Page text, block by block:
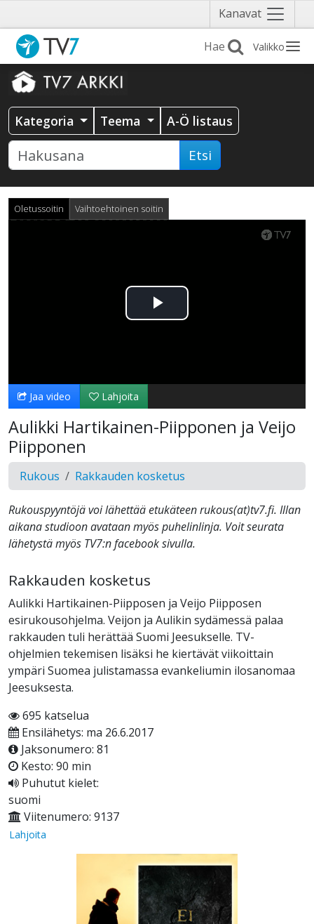
Kanavat Näytä
valikko
Valikko
Kategoria Teema A-Ö listaus
Etsi
Oletussoitin Vaihtoehtoinen soitin
Toista
Jaa video Lahjoita
Aulikki Hartikainen-Piipponen ja Veijo
Piipponen
Rukous Rakkauden kosketus
Rukouspyyntöjä voi lähettää etukäteen rukous(at)tv7.fi. Illan
aikana studioon avataan myös puhelinlinja. Voit seurata
lähetystä myös TV7:n facebook sivulla.
Rakkauden kosketus
Aulikki Hartikainen-Piipposen ja Veijo Piipposen
esirukousohjelma. Veijon ja Aulikin sydämessä palaa
rakkauden tuli herättää Suomi Jeesukselle. TV-
ohjelmien tekemisen lisäksi he kiertävät viikoittain
ympäri Suomea julistamassa evankeliumin ilosanomaa
Jeesuksesta.
695 katselua
Ensilähetys: ma 26.6.2017
Jaksonumero: 81
Kesto: 90 min
Puhutut kielet:
suomi
Viitenumero: 9137
Lahjoita